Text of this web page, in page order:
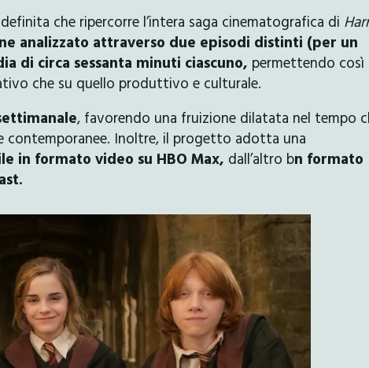
che ripercorre l’intera saga cinematografica di
analizzato attraverso due episodi distinti (per un
di circa sessanta minuti ciascuno, permettendo così
che su quello produttivo e culturale.
, favorendo una fruizione dilatata nel tempo
contemporanee. Inoltre, il progetto adotta una
in formato video su HBO Max, dall’altro bn formato